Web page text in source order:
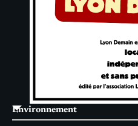
Environnement